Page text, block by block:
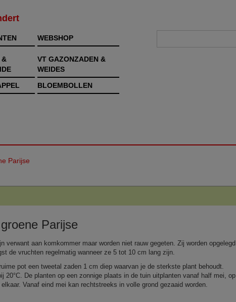
WEBSHOP
&
VT GAZONZADEN &
WEIDES
BLOEMBOLLEN
Parijse
Parijse
verwant aan komkommer maar worden niet rauw gegeten. Zij worden opgelegd
de vruchten regelmatig wanneer ze 5 tot 10 cm lang zijn.
pot een tweetal zaden 1 cm diep waarvan je de sterkste plant behoudt.
20°C. De planten op een zonnige plaats in de tuin uitplanten vanaf half mei, op
Vanaf eind mei kan rechtstreeks in volle grond gezaaid worden.